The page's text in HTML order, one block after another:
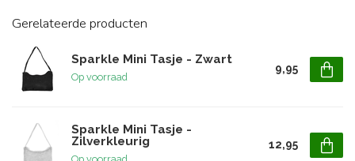
Gerelateerde producten
Sparkle Mini Tasje - Zwart
Op voorraad
9,95
Sparkle Mini Tasje -
Zilverkleurig
Op voorraad
12,95